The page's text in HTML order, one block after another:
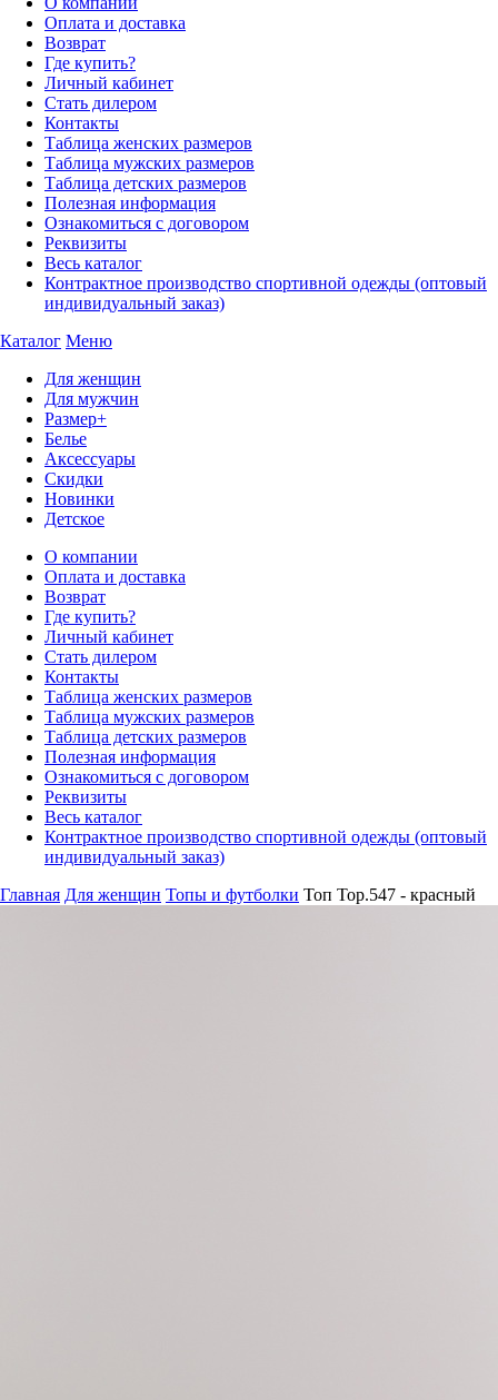
Оплата и доставка
Возврат
Где купить?
Личный кабинет
Стать дилером
Контакты
Таблица женских размеров
Таблица мужских размеров
Таблица детских размеров
Полезная информация
Ознакомиться с договором
Реквизиты
Весь каталог
Контрактное производство спортивной одежды (оптовый
индивидуальный заказ)
Каталог Меню
Для женщин
Для мужчин
Размер+
Белье
Аксессуары
Скидки
Новинки
Детское
О компании
Оплата и доставка
Возврат
Где купить?
Личный кабинет
Стать дилером
Контакты
Таблица женских размеров
Таблица мужских размеров
Таблица детских размеров
Полезная информация
Ознакомиться с договором
Реквизиты
Весь каталог
Контрактное производство спортивной одежды (оптовый
индивидуальный заказ)
Главная Для женщин Топы и футболки Топ Top.547 - красный